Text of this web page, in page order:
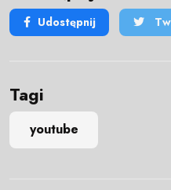
Udostępnij
Tagi
youtube